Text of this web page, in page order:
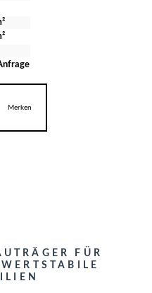
Merken
FÜR